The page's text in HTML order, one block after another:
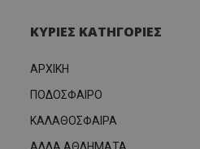
ΚΥΡΙΕΣ ΚΑΤΗΓΟΡΙΕΣ
ΑΡΧΙΚΗ
ΠΟΔΟΣΦΑΙΡΟ
ΚΑΛΑΘΟΣΦΑΙΡΑ
ΑΛΛΑ ΑΘΛΗΜΑΤΑ